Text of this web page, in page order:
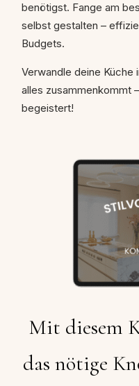
benötigst. Fange am
selbst gestalten –
Budgets.
Verwandle deine Küche
alles zusammenkommt
begeistert!
Mit diesem
das nötige